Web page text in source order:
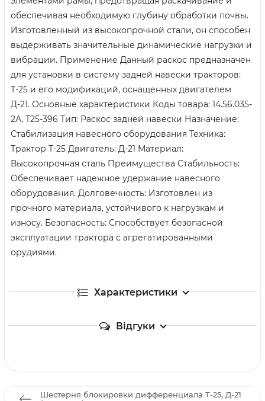
обеспечивая необходимую глубину обработки почвы.
Изготовленный из высокопрочной стали, он способен
выдерживать значительные динамические нагрузки и
вибрации. Применение Данный раскос предназначен
для установки в систему задней навески тракторов:
Т-25 и его модификаций, оснащенных двигателем
Д-21. Основные характеристики Коды товара: 14.56.035-
2А, Т25-396 Тип: Раскос задней навески Назначение:
Стабилизация навесного оборудования Техника:
Трактор Т-25 Двигатель: Д-21 Материал:
Высокопрочная сталь Преимущества Стабильность:
Обеспечивает надежное удержание навесного
оборудования. Долговечность: Изготовлен из
прочного материала, устойчивого к нагрузкам и
износу. Безопасность: Способствует безопасной
эксплуатации трактора с агрегатированными
орудиями.
Характеристики
Відгуки
Шестерня блокировки дифференциала Т-25, Д-21